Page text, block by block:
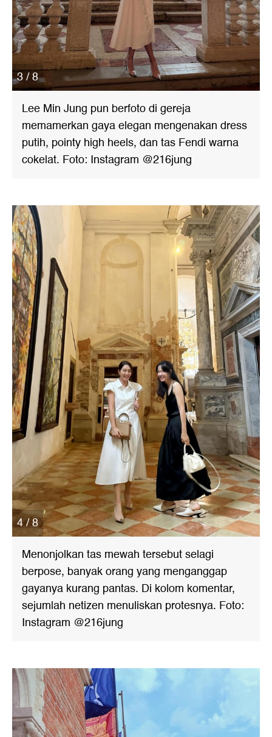
3 / 8
Lee Min Jung pun berfoto di gereja
memamerkan gaya elegan mengenakan dress
putih, pointy high heels, dan tas Fendi warna
cokelat. Foto: Instagram @216jung
4 / 8
Menonjolkan tas mewah tersebut selagi
berpose, banyak orang yang menganggap
gayanya kurang pantas. Di kolom komentar,
sejumlah netizen menuliskan protesnya. Foto:
Instagram @216jung